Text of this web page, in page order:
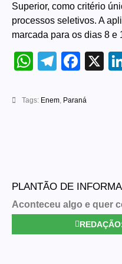
Superior, como critério
processos seletivos. A
marcada para os dias 8 e
WhatsApp
X
Tags: Enem, Paraná
PLANTÃO DE
Aconteceu algo e quer